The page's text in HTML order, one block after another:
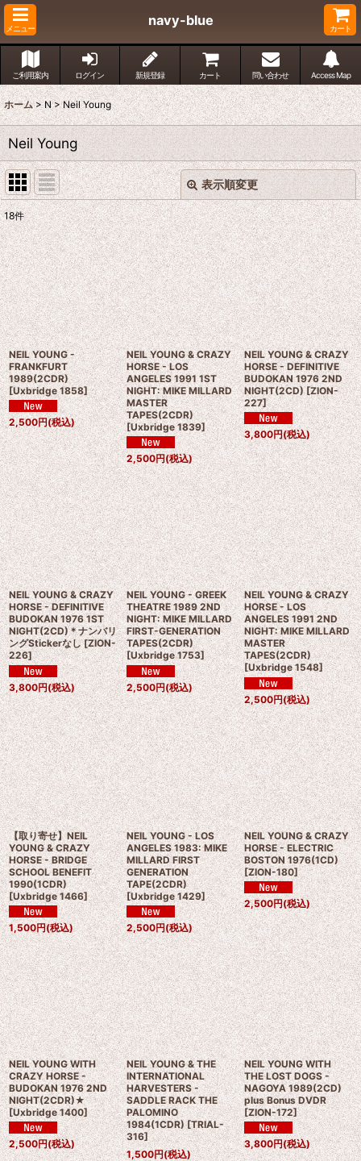
メニュー
navy-blue
カート
ご利用案内 ログイン 新規登録 カート 問い合わせ Access Map
ホーム > N > Neil Young
Neil Young
表示順変更
表示数:
並び順:
絞り込む
閉じる
18件
NEIL YOUNG -
FRANKFURT
1989(2CDR)
[Uxbridge 1858]
2,500円(税込)
NEIL YOUNG & CRAZY
HORSE - LOS
ANGELES 1991 1ST
NIGHT: MIKE MILLARD
MASTER
TAPES(2CDR)
[Uxbridge 1839]
2,500円(税込)
NEIL YOUNG & CRAZY
HORSE - DEFINITIVE
BUDOKAN 1976 2ND
NIGHT(2CD) [ZION-
227]
3,800円(税込)
NEIL YOUNG & CRAZY
HORSE - DEFINITIVE
BUDOKAN 1976 1ST
NIGHT(2CD)＊ナンバリ
ングStickerなし [ZION-
226]
3,800円(税込)
NEIL YOUNG - GREEK
THEATRE 1989 2ND
NIGHT: MIKE MILLARD
FIRST-GENERATION
TAPES(2CDR)
[Uxbridge 1753]
2,500円(税込)
NEIL YOUNG & CRAZY
HORSE - LOS
ANGELES 1991 2ND
NIGHT: MIKE MILLARD
MASTER
TAPES(2CDR)
[Uxbridge 1548]
2,500円(税込)
【取り寄せ】NEIL
YOUNG & CRAZY
HORSE - BRIDGE
SCHOOL BENEFIT
1990(1CDR)
[Uxbridge 1466]
1,500円(税込)
NEIL YOUNG - LOS
ANGELES 1983: MIKE
MILLARD FIRST
GENERATION
TAPE(2CDR)
[Uxbridge 1429]
2,500円(税込)
NEIL YOUNG & CRAZY
HORSE - ELECTRIC
BOSTON 1976(1CD)
[ZION-180]
2,500円(税込)
NEIL YOUNG WITH
CRAZY HORSE -
BUDOKAN 1976 2ND
NIGHT(2CDR)★
[Uxbridge 1400]
2,500円(税込)
NEIL YOUNG & THE
INTERNATIONAL
HARVESTERS -
SADDLE RACK THE
PALOMINO
1984(1CDR) [TRIAL-
316]
1,500円(税込)
NEIL YOUNG WITH
THE LOST DOGS -
NAGOYA 1989(2CD)
plus Bonus DVDR
[ZION-172]
3,800円(税込)